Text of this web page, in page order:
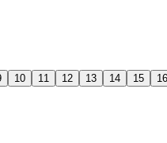
10 11 12 13 14 15 16